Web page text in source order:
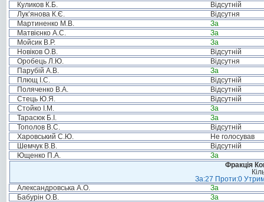
Куликов К.Б.
Відсутній
Лук’янова К.Є.
Відсутня
Мартиненко М.В.
За
Матвієнко А.С.
За
Мойсик В.Р.
За
Новіков О.В.
Відсутній
Оробець Л.Ю.
Відсутня
Парубій А.В.
За
Плющ І.С.
Відсутній
Поляченко В.А.
Відсутній
Стець Ю.Я.
Відсутній
Стойко І.М.
За
Тарасюк Б.І.
За
Тополов В.С.
Відсутній
Харовський С.Ю.
Не голосував
Шемчук В.В.
Відсутній
Ющенко П.А.
За
Фракція
За:27 Проти:0
Александровська А.О.
За
Бабурін О.В.
За